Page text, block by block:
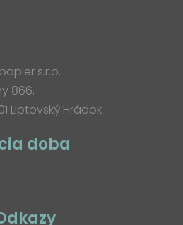
s.r.o.
866,
Liptovský Hrádok
doba